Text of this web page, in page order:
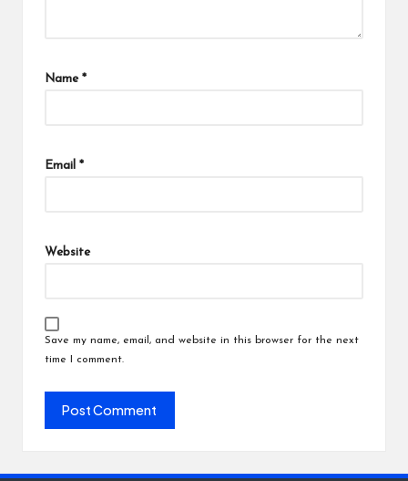
Name *
Email *
Website
Save my name, email, and website in this browser for the next
time I comment.